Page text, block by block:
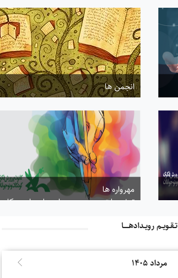
انجمن ها
بیشتر...
مهرواره ها
توضیحات در مورد مهرواره ها در این مکان
بیشتر...
تـقـویـم رویـدادهــــا
مرداد ۱۴۰۵